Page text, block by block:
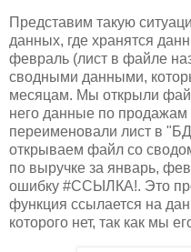
Представим такую
данных, где хранятся
февраль (лист в файле
сводными данными,
месяцам. Мы открыли
него данные по
переименовали лист в
открываем файл со
по выручке за январь,
ошибку #ССЫЛКА!. Это
функция ссылается на
которого нет, так как мы